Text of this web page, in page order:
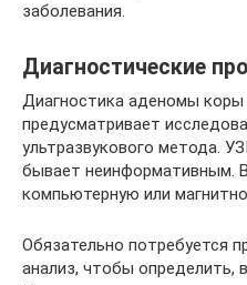
заболевания.
Диагностические
Диагностика аденомы коры
предусматривает
ультразвукового метода.
бывает неинформативным.
компьютерную или
Обязательно потребуется
анализ, чтобы определить,